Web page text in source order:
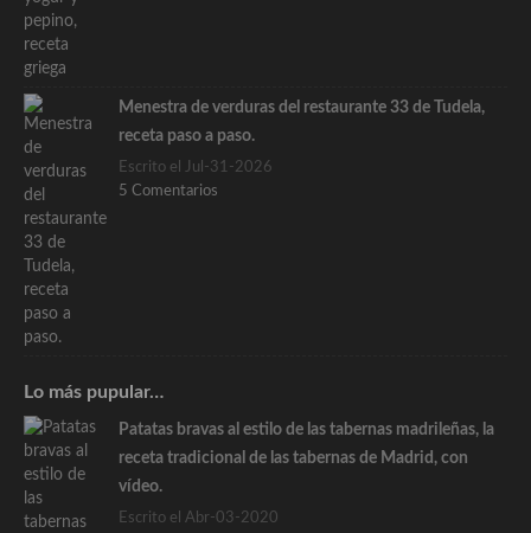
Menestra de verduras del restaurante 33 de Tudela,
receta paso a paso.
Escrito el Jul-31-2026
5 Comentarios
Lo más pupular…
Patatas bravas al estilo de las tabernas madrileñas, la
receta tradicional de las tabernas de Madrid, con
vídeo.
Escrito el Abr-03-2020